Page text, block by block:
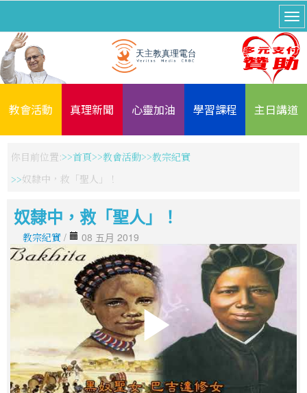
教會活動 真理新聞 心靈加油 學習課程 主日講道
你目前位置: 首頁 教會活動
教宗紀實
奴隸中，救「聖人」！
奴隸中，救「聖人」！
教宗紀實 / 08 五月 2019